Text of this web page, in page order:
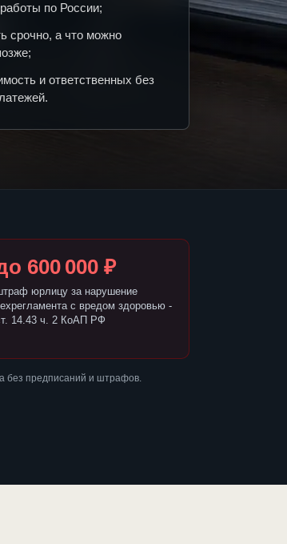
по России;
срочно, а что можно
и ответственных без
600 000 ₽
юрлицу за нарушение
с вредом здоровью -
14.43 ч. 2 КоАП РФ
без предписаний и штрафов.